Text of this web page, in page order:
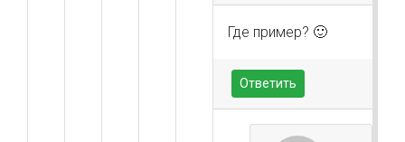
Где пример? 🙂
Ответить